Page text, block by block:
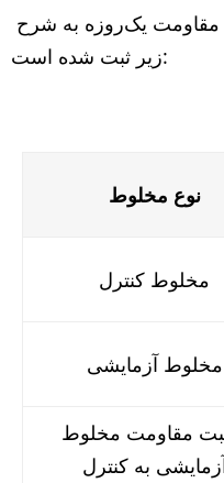
زیر ثبت شده است:
نوع مخلوط
مخلوط کنترل
مخلوط آزمایشی
مقاومت مخلوط
به کنترل